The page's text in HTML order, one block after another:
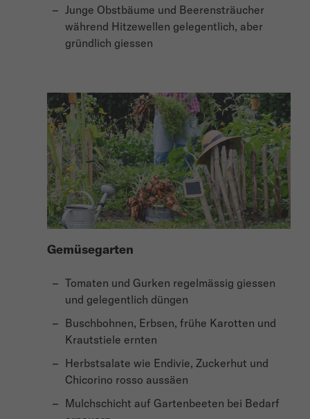
Junge Obstbäume und Beerensträucher
während Hitzewellen gelegentlich, aber
gründlich giessen
Gemüsegarten
Tomaten und Gurken regelmässig giessen
und gelegentlich düngen
Buschbohnen, Erbsen, frühe Karotten und
Krautstiele ernten
Herbstsalate wie Endivie, Zuckerhut und
Chicorino rosso aussäen
Mulchschicht auf Gartenbeeten bei Bedarf